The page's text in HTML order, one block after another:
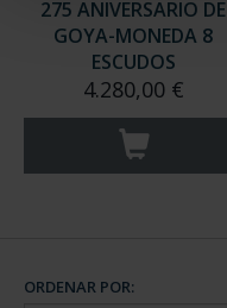
275 ANIVERSARIO DE
GOYA-MONEDA 8
ESCUDOS
4.280,00 €
ORDENAR POR: